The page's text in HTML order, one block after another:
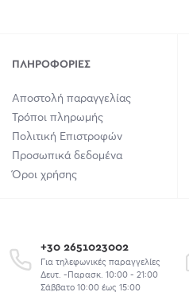
ΠΛΗΡΟΦΟΡΊΕΣ
Αποστολή παραγγελίας
Τρόποι πληρωμής
Πολιτική Επιστροφών
Προσωπικά δεδομένα
Όροι χρήσης
+30 2651023002
Για τηλεφωνικές παραγγελίες
Δευτ. -Παρασκ. 10:00 - 21:00
Σάββατο 10:00 έως 15:00